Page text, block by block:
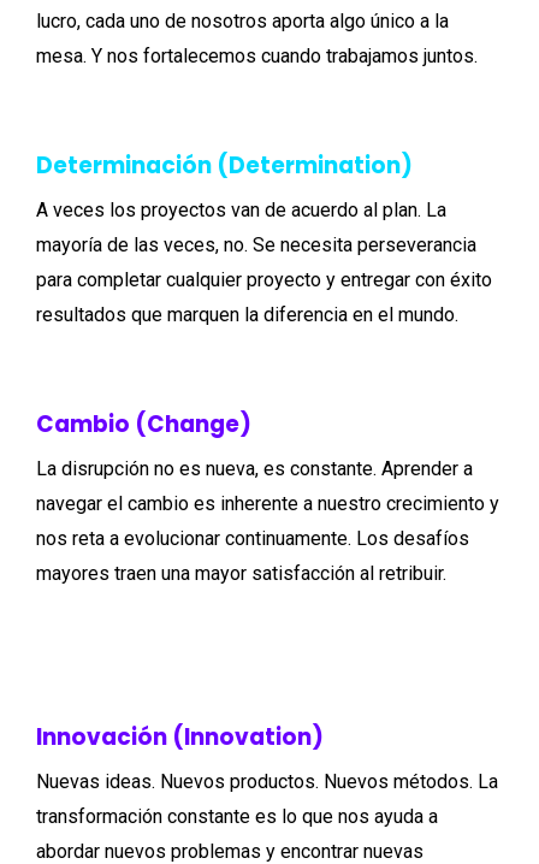
lucro, cada uno de nosotros aporta algo único a la
mesa. Y nos fortalecemos cuando trabajamos juntos.
Determinación (Determination)
A veces los proyectos van de acuerdo al plan. La
mayoría de las veces, no. Se necesita perseverancia
para completar cualquier proyecto y entregar con éxito
resultados que marquen la diferencia en el mundo.
Cambio (Change)
La disrupción no es nueva, es constante. Aprender a
navegar el cambio es inherente a nuestro crecimiento y
nos reta a evolucionar continuamente. Los desafíos
mayores traen una mayor satisfacción al retribuir.
Innovación (Innovation)
Nuevas ideas. Nuevos productos. Nuevos métodos. La
transformación constante es lo que nos ayuda a
abordar nuevos problemas y encontrar nuevas